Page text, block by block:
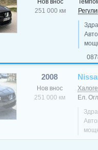
Нов внос
251 000 км
2008
Нов внос
251 000 км
Ел.